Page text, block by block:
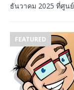
ธันวาคม 2025 ที่ศูนย์
FEATURED